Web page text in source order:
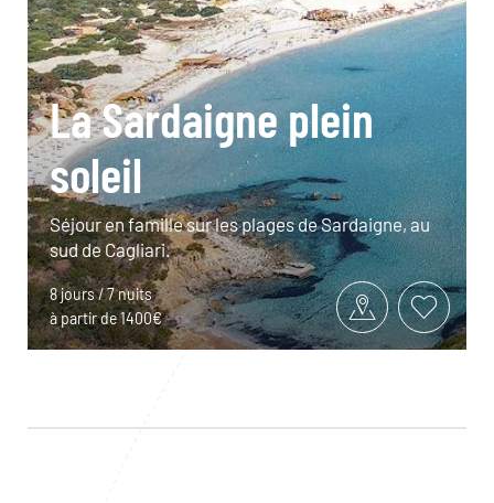
La Sardaigne plein
soleil
Séjour en famille sur les plages de Sardaigne, au
sud de Cagliari.
8 jours / 7 nuits
à partir de 1400€